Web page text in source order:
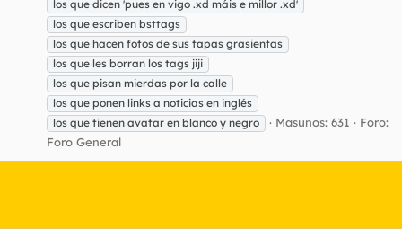
los que dicen 'pues en vigo .xd máis e millor .xd'
los que escriben bsttags
los que hacen fotos de sus tapas grasientas
los que les borran los tags jiji
los que pisan mierdas por la calle
los que ponen links a noticias en inglés
los que tienen avatar en blanco y negro
Masunos: 631
Foro:
Foro General